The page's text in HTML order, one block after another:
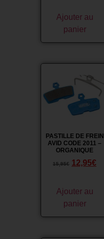
Ajouter au
panier
PASTILLE DE FREIN
AVID CODE 2011 –
ORGANIQUE
15,95€ 12,95€
Ajouter au
panier